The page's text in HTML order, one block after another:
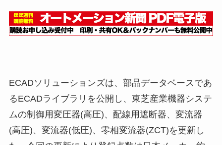
ECADソリューションズは、部品データベースであ
るECADライブラリを公開し、東芝産業機器システ
ムの制御用変圧器(高圧)、配線用遮断器、変流器
(高圧)、変流器(低圧)、零相変流器(ZCT)を更新し